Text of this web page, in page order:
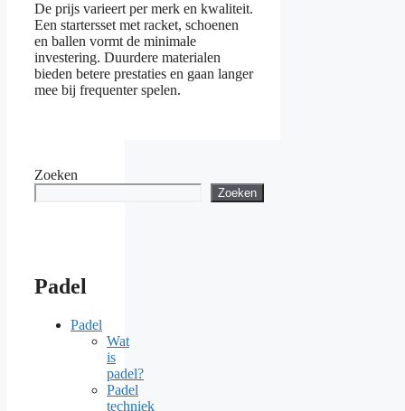
De prijs varieert per merk en kwaliteit.
Een startersset met racket, schoenen
en ballen vormt de minimale
investering. Duurdere materialen
bieden betere prestaties en gaan langer
mee bij frequenter spelen.
Zoeken
Zoeken
Padel
Padel
Wat
is
padel?
Padel
techniek